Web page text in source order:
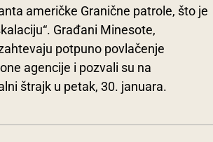
američke Granične patrole, što je
Građani Minesote,
potpuno povlačenje
agencije i pozvali su na
štrajk u petak, 30. januara.